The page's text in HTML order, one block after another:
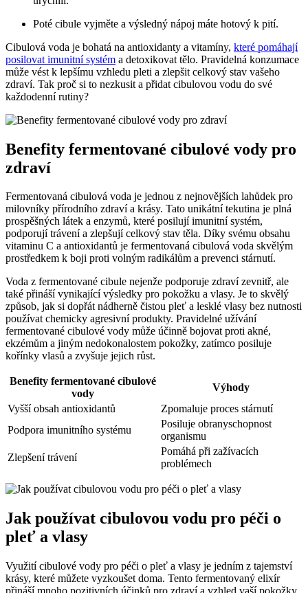
Poté cibule vyjměte a výsledný nápoj máte hotový k pití.
Cibulová voda je bohatá na antioxidanty a vitamíny, které pomáhají
posilovat imunitní systém a detoxikovat tělo. Pravidelná konzumace
může vést k lepšímu vzhledu pleti a zlepšit celkový stav vašeho
zdraví. Tak proč si to nezkusit a přidat cibulovou vodu do své
každodenní rutiny?
Benefity fermentované cibulové vody pro
zdraví
Fermentovaná cibulová voda je jednou z nejnovějších lahůdek pro
milovníky přírodního zdraví a krásy. Tato unikátní tekutina je plná
prospěšných látek a enzymů, které posilují imunitní systém,
podporují trávení a zlepšují celkový stav těla. Díky svému obsahu
vitaminu C a antioxidantů je fermentovaná cibulová voda skvělým
prostředkem k boji proti volným radikálům a prevenci stárnutí.
Voda z fermentované cibule nejenže podporuje zdraví zevnitř, ale
také přináší vynikající výsledky pro pokožku a vlasy. Je to skvělý
způsob, jak si dopřát nádherně čistou pleť a lesklé vlasy bez nutnosti
používat chemicky agresivní produkty. Pravidelné užívání
fermentované cibulové vody může účinně bojovat proti akné,
ekzémům a jiným nedokonalostem pokožky, zatímco posiluje
kořínky vlasů a zvyšuje jejich růst.
Benefity fermentované cibulové
vody
Výhody
Vyšší obsah antioxidantů
Zpomaluje proces stárnutí
Podpora imunitního systému
Posiluje obranyschopnost
organismu
Zlepšení trávení
Pomáhá při zažívacích
problémech
Jak používat cibulovou vodu pro péči o
pleť a vlasy
Využití cibulové vody pro péči o pleť a vlasy je jedním z tajemství
krásy, které můžete vyzkoušet doma. Tento fermentovaný elixír